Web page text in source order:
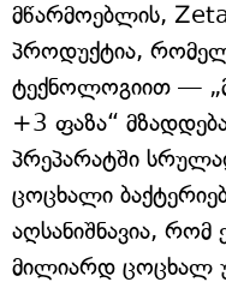
მწარმოებლის,
პროდუქტია,
ტექნოლოგიით —
+3 ფაზა“
პრეპარატში
ცოცხალი
აღსანიშნავია,
მილიარდ ცოცხალ